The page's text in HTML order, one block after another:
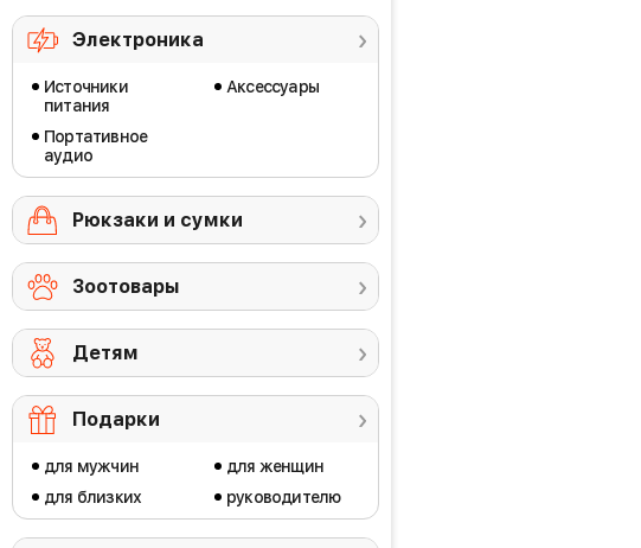
Электроника
Источники
питания
Портативное
аудио
Аксессуары
Рюкзаки и сумки
Зоотовары
Детям
Подарки
для мужчин
для близких
для женщин
руководителю